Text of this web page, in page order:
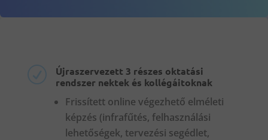
Újraszervezett 3 részes oktatási
rendszer nektek és kollégáitoknak
Frissített online végezhető elméleti
képzés (infrafűtés, felhasználási
lehetőségek, tervezési segédlet,